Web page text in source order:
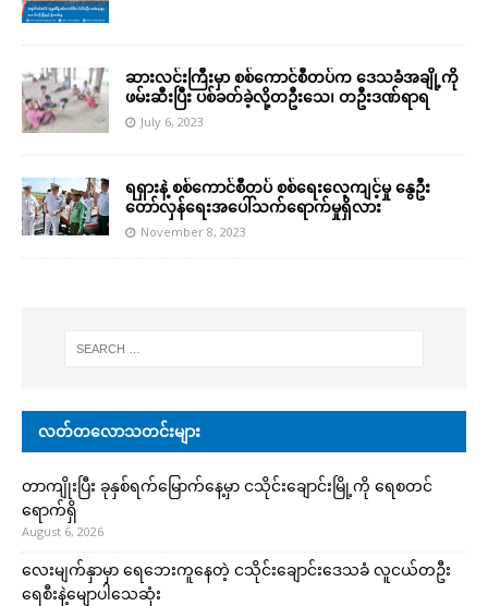
ဆားလင်းကြီးမှာ စစ်ကောင်စီတပ်က ဒေသခံအချို့ကို
ဖမ်းဆီးပြီး ပစ်ခတ်ခဲ့လို့တဦးသေ၊ တဦးဒဏ်ရာရ
July 6, 2023
ရရှားနဲ့ စစ်ကောင်စီတပ် စစ်ရေးလေ့ကျင့်မှု နွေဦး
တော်လှန်ရေးအပေါ်သက်ရောက်မှုရှိလား
November 8, 2023
လတ်တလောသတင်းများ
တာကျိုးပြီး ခုနှစ်ရက်မြောက်နေ့မှာ ငသိုင်းချောင်းမြို့ကို ရေစတင်
ရောက်ရှိ
August 6, 2026
လေးမျက်နှာမှာ ရေဘေးကူနေတဲ့ ငသိုင်းချောင်းဒေသခံ လူငယ်တဦး
ရေစီးနဲ့မျောပါသေဆုံး